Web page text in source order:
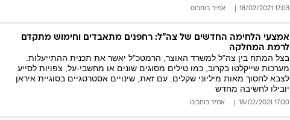
17:03 18/02/2021 אמיר בוחבוט
אמצעי הלחימה החדשים של צה"ל: רחפנים מתאבדים וחימוש מתקדם
לרמת המחלקה
בצל המתח בין צה"ל למשרד האוצר, הרמטכ"ל יאשר את תכנית ההתייעלות.
מערכות שייקלטו בקרוב, כמו טילים מסוגים שונים או מחשבי-על, צפויות לסייע
לצבא לחסוך מאות מיליוני שקלים. עם זאת, שינויים אסטרטגיים בסוגיית איראן
יובילו לחשיבה מחדש
17:00 18/02/2021 אמיר בוחבוט